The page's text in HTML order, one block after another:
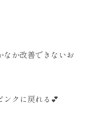
なか改善できないお
ンクに戻れる💕